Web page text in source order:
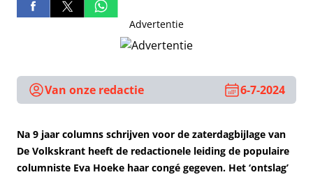
Advertentie
Van onze redactie 6-7-2024
Na 9 jaar columns schrijven voor de zaterdagbijlage van
De Volkskrant heeft de redactionele leiding de populaire
columniste Eva Hoeke haar congé gegeven. Het ‘ontslag’